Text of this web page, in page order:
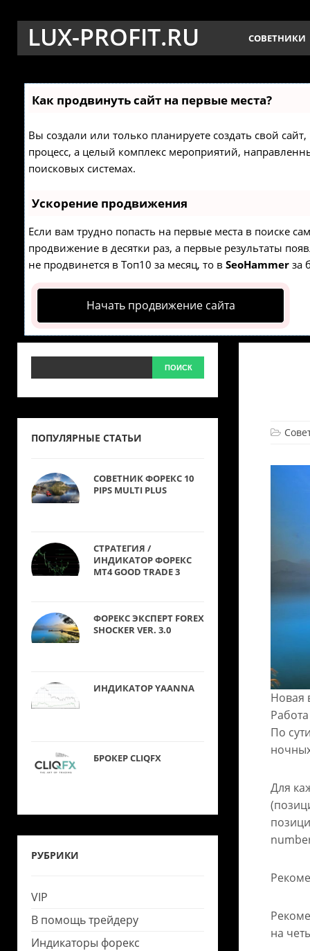
LUX-PROFIT.RU СОВЕТНИКИ
Как продвинуть сайт на первые места?
Вы создали или только планируете создать свой
процесс, а целый комплекс мероприятий,
поисковых системах.
Ускорение продвижения
Если вам трудно попасть на первые места в поиске
продвижение в десятки раз, а первые результаты
не продвинется в Топ10 за месяц, то в SeoHammer за
Начать продвижение сайта
Новая
По
Для
на
ПОПУЛЯРНЫЕ СТАТЬИ
СОВЕТНИК ФОРЕКС 10
PIPS MULTI PLUS
СТРАТЕГИЯ /
ИНДИКАТОР ФОРЕКС
MT4 GOOD TRADE 3
ФОРЕКС ЭКСПЕРТ FOREX
SHOCKER VER. 3.0
ИНДИКАТОР YAANNA
БРОКЕР CLIQFX
РУБРИКИ
VIP
В помощь трейдеру
Индикаторы форекс